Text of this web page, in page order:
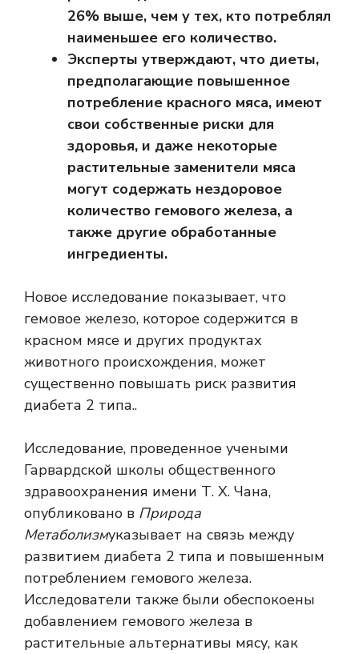
26% выше, чем у тех, кто потреблял
наименьшее его количество.
Эксперты утверждают, что диеты,
предполагающие повышенное
потребление красного мяса, имеют
свои собственные риски для
здоровья, и даже некоторые
растительные заменители мяса
могут содержать нездоровое
количество гемового железа, а
также другие обработанные
ингредиенты.
Новое исследование показывает, что
гемовое железо, которое содержится в
красном мясе и других продуктах
животного происхождения, может
существенно повышать риск развития
диабета 2 типа..
Исследование, проведенное учеными
Гарвардской школы общественного
здравоохранения имени Т. Х. Чана,
опубликовано в Природа
Метаболизмуказывает на связь между
развитием диабета 2 типа и повышенным
потреблением гемового железа.
Исследователи также были обеспокоены
добавлением гемового железа в
растительные альтернативы мясу, как